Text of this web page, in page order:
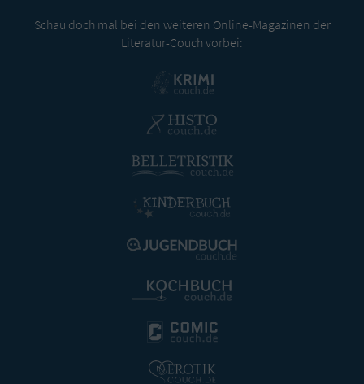
Schau doch mal bei den weiteren Online-Magazinen der
Literatur-Couch vorbei: